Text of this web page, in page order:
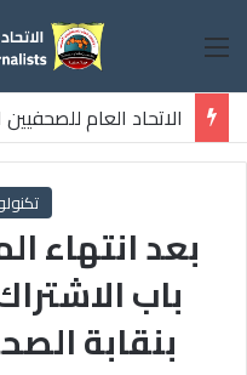
القائمة
الاتحاد العام
ثلاثة صحفيين
بعد انتهاء
باب
بنقابة